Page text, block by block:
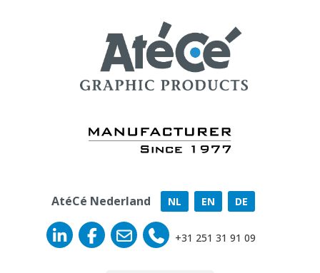
AtéCé Nederland NL EN DE
+31 251 31 91 09